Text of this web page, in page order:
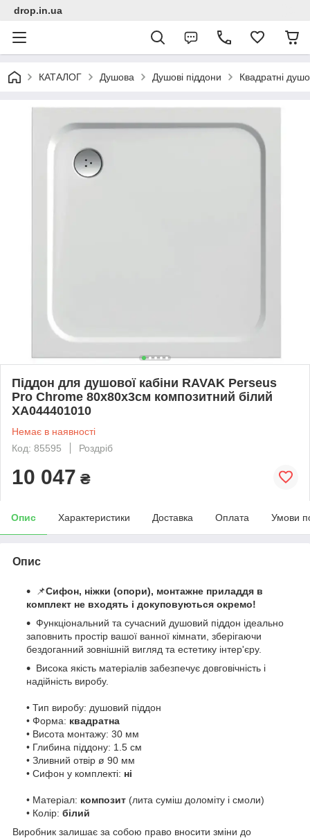
drop.in.ua
КАТАЛОГ Душова Душові піддони Квадратні
Піддон для душової кабіни RAVAK Perseus
Pro Chrome 80x80x3см композитний білий
XA044401010
Немає в наявності
Код: 85595
Роздріб
10 047 ₴
Опис Характеристики Доставка Оплата Умови
Опис
📌Сифон, ніжки (опори), монтажне приладдя в
комплект не входять і докуповуються окремо!
Функціональний та сучасний душовий піддон ідеально
заповнить простір вашої ванної кімнати, зберігаючи
бездоганний зовнішній вигляд та естетику інтер'єру.
Висока якість матеріалів забезпечує довговічність і
надійність виробу.
• Тип виробу: душовий піддон
• Форма: квадратна
• Висота монтажу: 30 мм
• Глибина піддону: 1.5 см
• Зливний отвір ø 90 мм
• Сифон у комплекті: ні
• Матеріал: композит (лита суміш доломіту і смоли)
• Колір: білий
Виробник залишає за собою право вносити зміни до